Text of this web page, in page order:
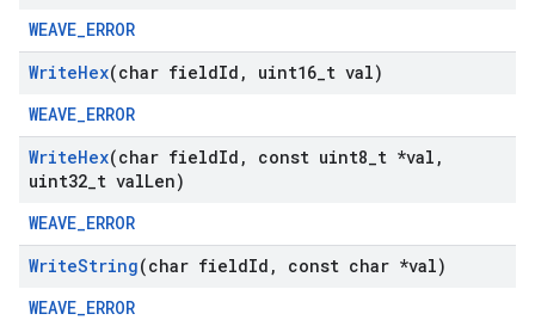
WEAVE_ERROR
WriteHex(char fieldId , uint16 t val)
WEAVE_ERROR
WriteHex(char fieldId , const uint8 t *val ,
uint32 t valLen)
WEAVE_ERROR
WriteString(char fieldId ,
const char *val)
WEAVE_ERROR